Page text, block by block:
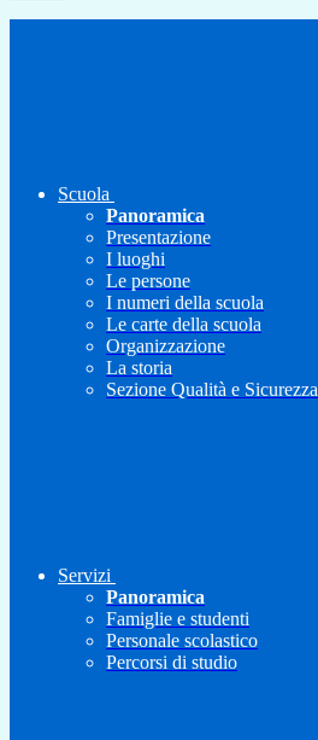
Scuola
Panoramica
Presentazione
I luoghi
Le persone
I numeri della scuola
Le carte della scuola
Organizzazione
La storia
Sezione Qualità e Sicurezza
Servizi
Panoramica
Famiglie e studenti
Personale scolastico
Percorsi di studio